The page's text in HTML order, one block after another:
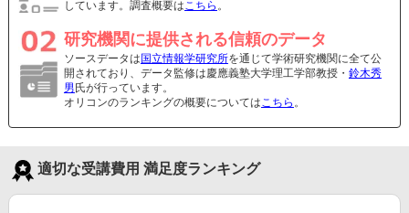
しています。調査概要はこちら 。
研究機関に提供される信頼のデータ
ソースデータは 国立情報学研究所を通じて学術研究機関に全て公
開されており、データ監修は慶應義塾大学理工学部教授・ 鈴木秀
男 氏が行っています。
オリコンのランキングの概要についてはこちら 。
適切な受講費用 満足度ランキング